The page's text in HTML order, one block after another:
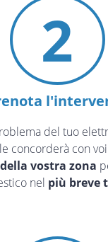
2
del tuo
concorderà con
vostra zona
nel più breve